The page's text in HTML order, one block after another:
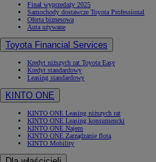
Finał wyprzedaży 2025
Samochody dostawcze Toyota Professional
Oferta biznesowa
Auta używane
Toyota Financial Services
Kredyt niższych rat Toyota Easy
Kredyt standardowy
Leasing standardowy
KINTO ONE
KINTO ONE Leasing niższych rat
KINTO ONE Leasing konsumencki
KINTO ONE Najem
KINTO ONE Zarządzanie flotą
KINTO Mobility